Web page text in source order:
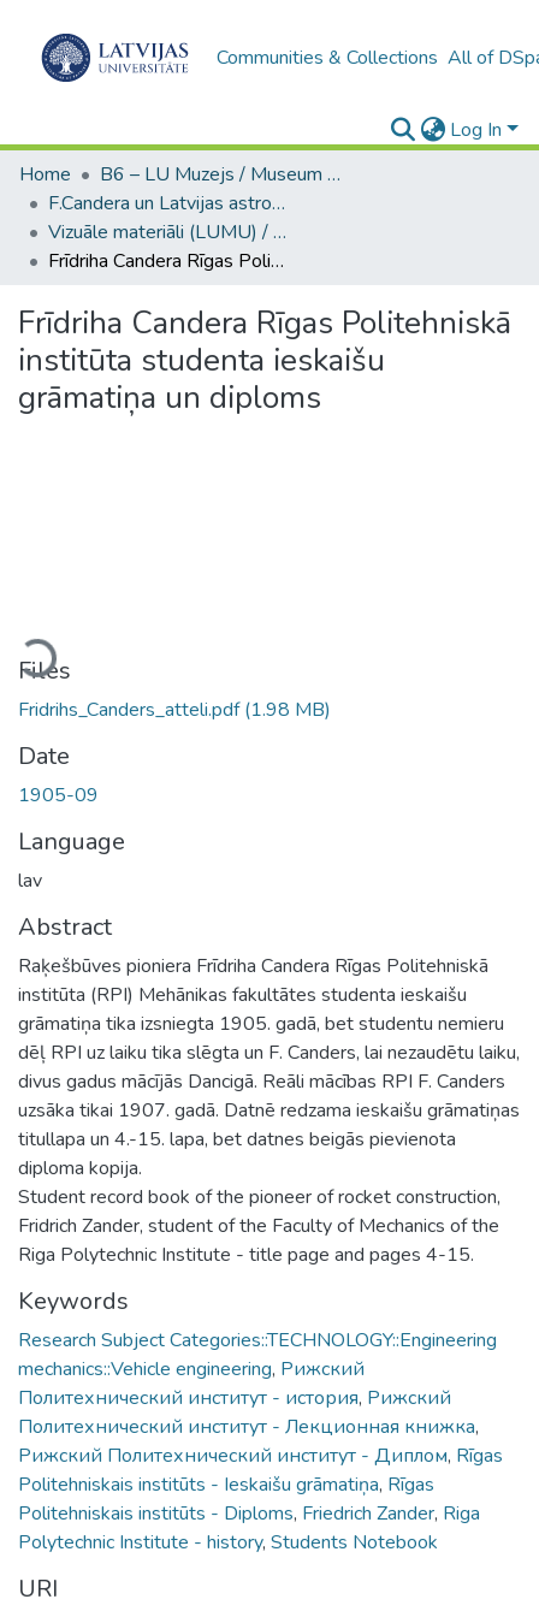
Communities & Collections All of
Log In
Home
B6 – LU Muzejs / Museum of the UL
F.Candera un Latvijas astronomijas kolekcija (LUM)
Vizuāle materiāli (LUMU) / Visual materials
Frīdriha Candera Rīgas Politehniskā institūta studenta ieskaišu grāmatiņa un diploms
Frīdriha Candera Rīgas Politehniskā
institūta studenta ieskaišu
grāmatiņa un diploms
Files
Fridrihs_Canders_atteli.pdf(1.98 MB)
Date
1905-09
Language
lav
Abstract
Raķešbūves pioniera Frīdriha Candera Rīgas Politehniskā
institūta (RPI) Mehānikas fakultātes studenta ieskaišu
grāmatiņa tika izsniegta 1905. gadā, bet studentu nemieru
dēļ RPI uz laiku tika slēgta un F. Canders, lai nezaudētu laiku,
divus gadus mācījās Dancigā. Reāli mācības RPI F. Canders
uzsāka tikai 1907. gadā. Datnē redzama ieskaišu grāmatiņas
titullapa un 4.-15. lapa, bet datnes beigās pievienota
diploma kopija.
Student record book of the pioneer of rocket construction,
Fridrich Zander, student of the Faculty of Mechanics of the
Riga Polytechnic Institute - title page and pages 4-15.
Keywords
Research Subject Categories::TECHNOLOGY::Engineering
mechanics::Vehicle engineering, Рижский
Политехнический институт - история, Рижский
Политехнический институт - Лекционная книжка,
Рижский Политехнический институт - Диплом, Rīgas
Politehniskais institūts - Ieskaišu grāmatiņa, Rīgas
Politehniskais institūts - Diploms, Friedrich Zander, Riga
Polytechnic Institute - history, Students Notebook
URI